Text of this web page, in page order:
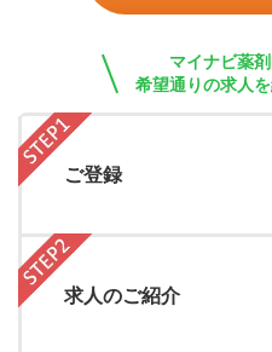
マイナビ薬
希望通りの求人
ご登録
求人のご紹介